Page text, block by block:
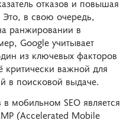
отказов и повышая
в свою очередь,
ранжировании в
Google учитывает
из ключевых факторов
критически важной для
в поисковой выдаче.
мобильном SEO является
(Accelerated Mobile